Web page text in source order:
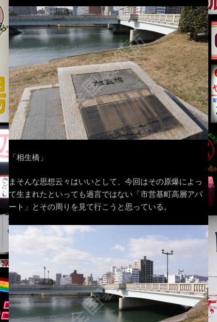
「相生橋」
まそんな思想云々はいいとして、今回はその原爆によっ
て生まれたといっても過言ではない「市営基町高層アパ
ート」とその周りを見て行こうと思っている。